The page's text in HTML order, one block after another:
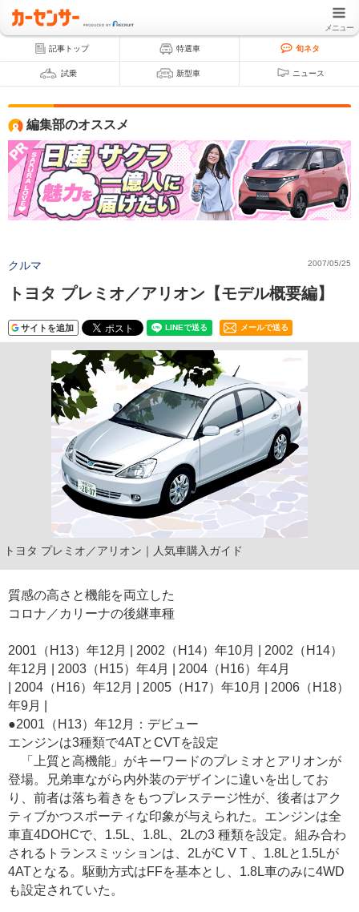
メニュー
記事トップ 特選車 旬ネタ
試乗 新型車 ニュース
編集部のオススメ
クルマ 2007/05/25
トヨタ プレミオ／アリオン【モデル概要編】
サイトを追加 メールで送る
トヨタ プレミオ／アリオン｜人気車購入ガイド
質感の高さと機能を両立した
コロナ／カリーナの後継車種
2001（H13）年12月 | 2002（H14）年10月 | 2002（H14）
年12月 | 2003（H15）年4月 | 2004（H16）年4月
| 2004（H16）年12月 | 2005（H17）年10月 | 2006（H18）
年9月 |
●2001（H13）年12月：デビュー
エンジンは3種類で4ATとCVTを設定
「上質と高機能」がキーワードのプレミオとアリオンが
登場。兄弟車ながら内外装のデザインに違いを出してお
り、前者は落ち着きをもつプレステージ性が、後者はアク
ティブかつスポーティな印象が与えられた。エンジンは全
車直4DOHCで、1.5L、1.8L、2Lの3 種類を設定。組み合わ
されるトランスミッションは、2LがC V T 、1.8Lと1.5Lが
4ATとなる。駆動方式はFFを基本とし、1.8L車のみに4WD
も設定されていた。